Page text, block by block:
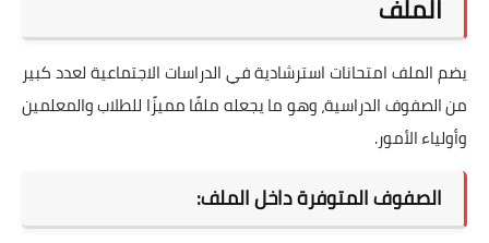
الملف
يضم الملف امتحانات استرشادية في الدراسات الاجتماعية لعدد كبير
من الصفوف الدراسية، وهو ما يجعله ملفًا مميزًا للطلاب والمعلمين
وأولياء الأمور.
الصفوف المتوفرة داخل الملف: